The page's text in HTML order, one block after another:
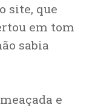
site, que
em tom
sabia
e